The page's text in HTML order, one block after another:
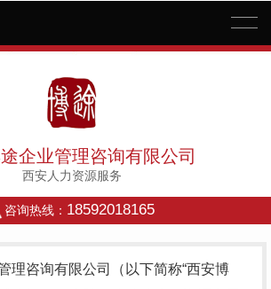
企业管理咨询有限公司
西安人力资源服务
咨询热线： 18592018165
理咨询有限公司（以下简称“西安博